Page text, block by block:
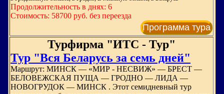
Продолжительность в днях: 6
Стоимость: 58700 руб. без переезда
Программа тура
Турфирма "ИТС - Тур"
Тур "Вся Беларусь за семь дней"
Маршрут: МИНСК — «МИР - НЕСВИЖ» — БРЕСТ —
БЕЛОВЕЖСКАЯ ПУЩА — ГРОДНО — ЛИДА —
НОВОГРУДОК — МИНСК . Этот семидневный тур